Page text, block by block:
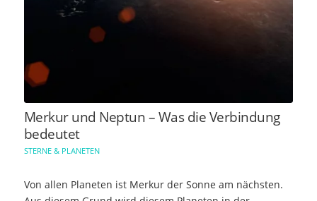
Merkur und Neptun – Was die Verbindung
bedeutet
STERNE & PLANETEN
Von allen Planeten ist Merkur der Sonne am nächsten.